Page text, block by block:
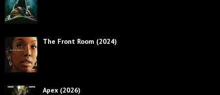
The Front Room (2024)
Apex (2026)